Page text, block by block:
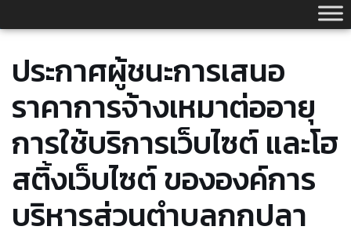
to
ประกาศผู้ชนะการเสนอ
ราคาการจ้างเหมาต่ออายุ
การใช้บริการเว็บไซต์ และโฮ
สติ้งเว็บไซต์ ขององค์การ
บริหารส่วนตำบลกกปลา